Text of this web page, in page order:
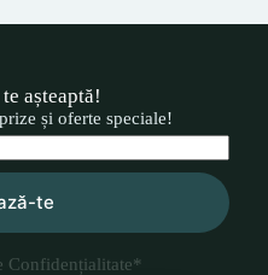
așteaptă!
și oferte speciale!
te
Confidențialitate*